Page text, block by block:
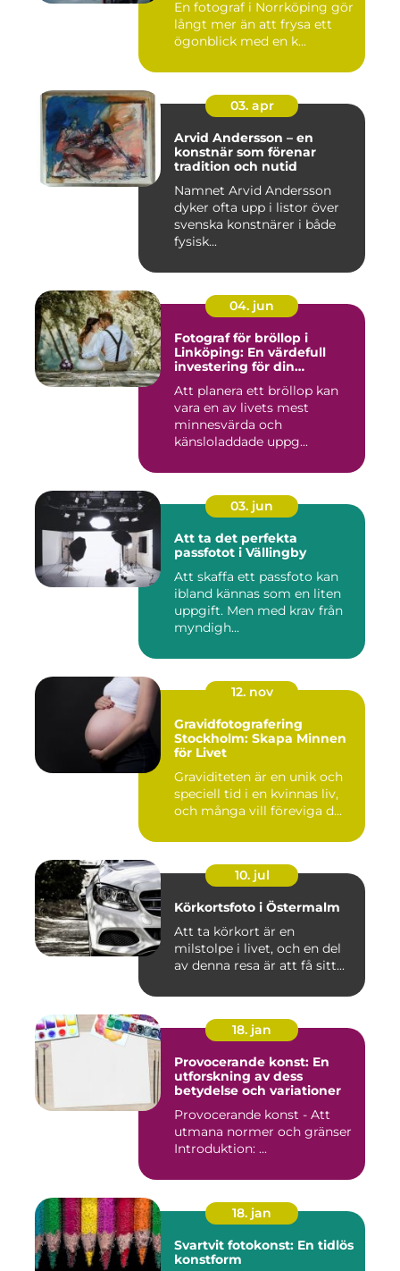
En fotograf i Norrköping gör
långt mer än att frysa ett
ögonblick med en k...
03. apr
Arvid Andersson – en
konstnär som förenar
tradition och nutid
Namnet Arvid Andersson
dyker ofta upp i listor över
svenska konstnärer i både
fysisk...
04. jun
Fotograf för bröllop i
Linköping: En värdefull
investering för din
Att planera ett bröllop kan
vara en av livets mest
minnesvärda och
känsloladdade uppg...
03. jun
Att ta det perfekta
passfotot i Vällingby
Att skaffa ett passfoto kan
ibland kännas som en liten
uppgift. Men med krav från
myndigh...
12. nov
Gravidfotografering
Stockholm: Skapa Minnen
för Livet
Graviditeten är en unik och
speciell tid i en kvinnas liv,
och många vill föreviga d...
10. jul
Körkortsfoto i Östermalm
Att ta körkort är en
milstolpe i livet, och en del
av denna resa är att få sitt...
18. jan
Provocerande konst: En
utforskning av dess
betydelse och variationer
Provocerande konst - Att
utmana normer och gränser
Introduktion: ...
18. jan
Svartvit fotokonst: En tidlös
konstform